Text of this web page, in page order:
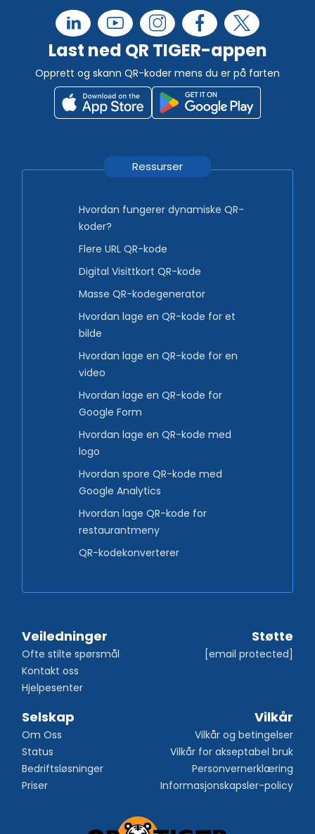
Last ned QR TIGER-appen
Opprett og skann QR-koder mens du er på farten
Ressurser
Hvordan fungerer dynamiske QR-
koder?
Flere URL QR-kode
Digital Visittkort QR-kode
Masse QR-kodegenerator
Hvordan lage en QR-kode for et
bilde
Hvordan lage en QR-kode for en
video
Hvordan lage en QR-kode for
Google Form
Hvordan lage en QR-kode med
logo
Hvordan spore QR-kode med
Google Analytics
Hvordan lage QR-kode for
restaurantmeny
QR-kodekonverterer
Veiledninger
Ofte stilte spørsmål
Kontakt oss
Hjelpesenter
Støtte
[email protected]
Selskap
Om Oss
Status
Bedriftsløsninger
Priser
Vilkår
Vilkår og betingelser
Vilkår for akseptabel bruk
Personvernerklæring
Informasjonskapsler-policy